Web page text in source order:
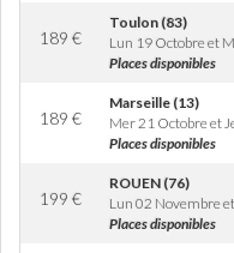
189 €
Toulon (83)
Lun 19 Octobre et
Places disponibles
189 €
Marseille (13)
Mer 21 Octobre et
Places disponibles
199 €
ROUEN (76)
Lun 02 Novembre
Places disponibles